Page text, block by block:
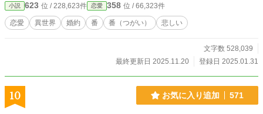
小説 623 位 / 228,623件 恋愛 358 位 / 66,323件
恋愛 異世界 婚約 番 番（つがい） 悲しい
文字数 528,039
最終更新日 2025.11.20
登録日 2025.01.31
10 お気に入り追加 571